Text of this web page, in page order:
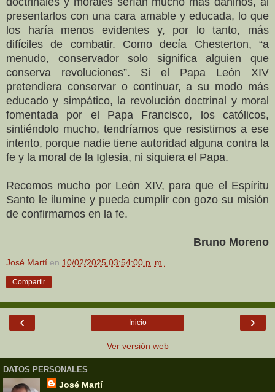
presentarlos con una cara amable y educada, lo que
los haría menos evidentes y, por lo tanto, más
difíciles de combatir. Como decía Chesterton, “a
menudo, conservador solo significa alguien que
conserva revoluciones”. Si el Papa León XIV
pretendiera conservar o continuar, a su modo más
educado y simpático, la revolución doctrinal y moral
fomentada por el Papa Francisco, los católicos,
sintiéndolo mucho, tendríamos que resistirnos a ese
intento, porque nadie tiene autoridad alguna contra la
fe y la moral de la Iglesia, ni siquiera el Papa.
Recemos mucho por León XIV, para que el Espíritu
Santo le ilumine y pueda cumplir con gozo su misión
de confirmarnos en la fe.
Bruno Moreno
José Martí en 10/02/2025 03:54:00 p. m.
Compartir
‹ ›
Inicio
Ver versión web
DATOS PERSONALES
José Martí